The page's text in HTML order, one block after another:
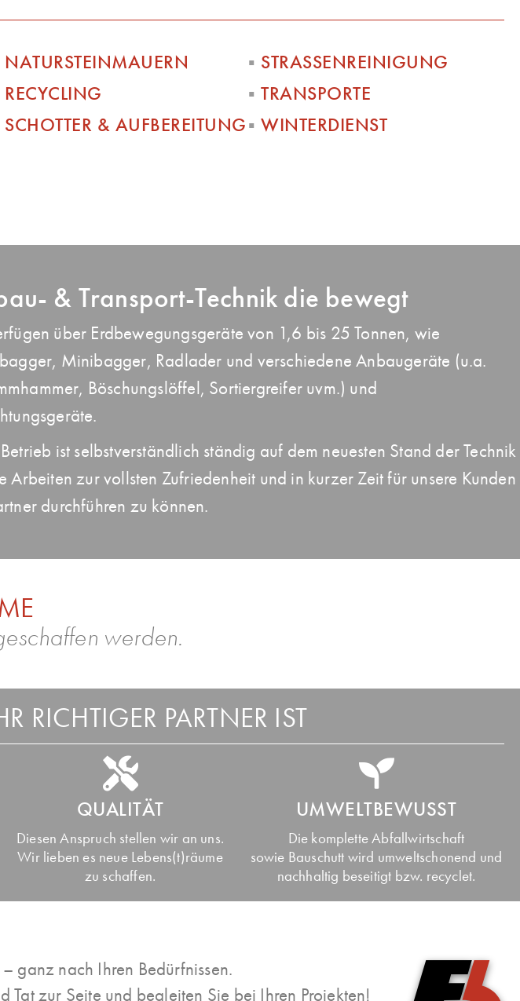
NATURSTEINMAUERN
RECYCLING
SCHOTTER & AUFBEREITUNG
▪︎ STRASSENREINIGUNG
▪︎ TRANSPORTE
▪︎ WINTERDIENST
& Transport-Technik die bewegt
über Erdbewegungsgeräte von 1,6 bis 25 Tonnen, wie
Minibagger, Radlader und verschiedene Anbaugeräte (u.a.
Böschungslöffel, Sortiergreifer uvm.) und
ist selbstverständlich ständig auf dem neuesten Stand der Technik
Arbeiten zur vollsten Zufriedenheit und in kurzer Zeit für unsere Kunden
durchführen zu können.
werden.
RICHTIGER PARTNER IST
QUALITÄT
Diesen Anspruch stellen wir an uns.
Wir lieben es neue Lebens(t)räume
zu schaffen.
UMWELTBEWUSST
Die komplette Abfallwirtschaft
sowie Bauschutt wird umweltschonend und
nachhaltig beseitigt bzw. recyclet.
ganz nach Ihren Bedürfnissen.
zur Seite und begleiten Sie bei Ihren Projekten!